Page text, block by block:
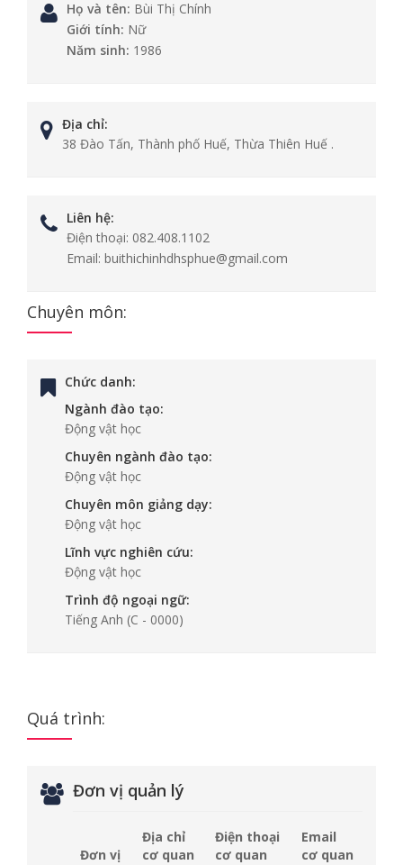
Họ và tên: Bùi Thị Chính
Giới tính: Nữ
Năm sinh: 1986
Địa chỉ:
38 Đào Tấn, Thành phố Huế, Thừa Thiên Huế .
Liên hệ:
Điện thoại: 082.408.1102
Email: buithichinhdhsphue@gmail.com
Chuyên môn:
Chức danh:
Ngành đào tạo:
Động vật học
Chuyên ngành đào tạo:
Động vật học
Chuyên môn giảng dạy:
Động vật học
Lĩnh vực nghiên cứu:
Động vật học
Trình độ ngoại ngữ:
Tiếng Anh (C - 0000)
Quá trình:
Đơn vị quản lý
Đơn vị
Địa chỉ
cơ quan
Điện thoại
cơ quan
Email
cơ quan